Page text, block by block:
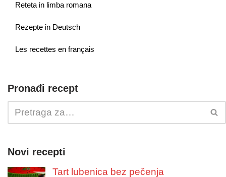
Reteta in limba romana
Rezepte in Deutsch
Les recettes en français
Pronađi recept
Novi recepti
Tart lubenica bez pečenja